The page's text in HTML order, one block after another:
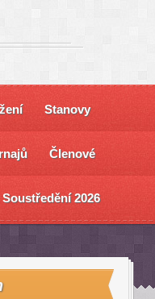
Stanovy
Členové
Soustředění 2026